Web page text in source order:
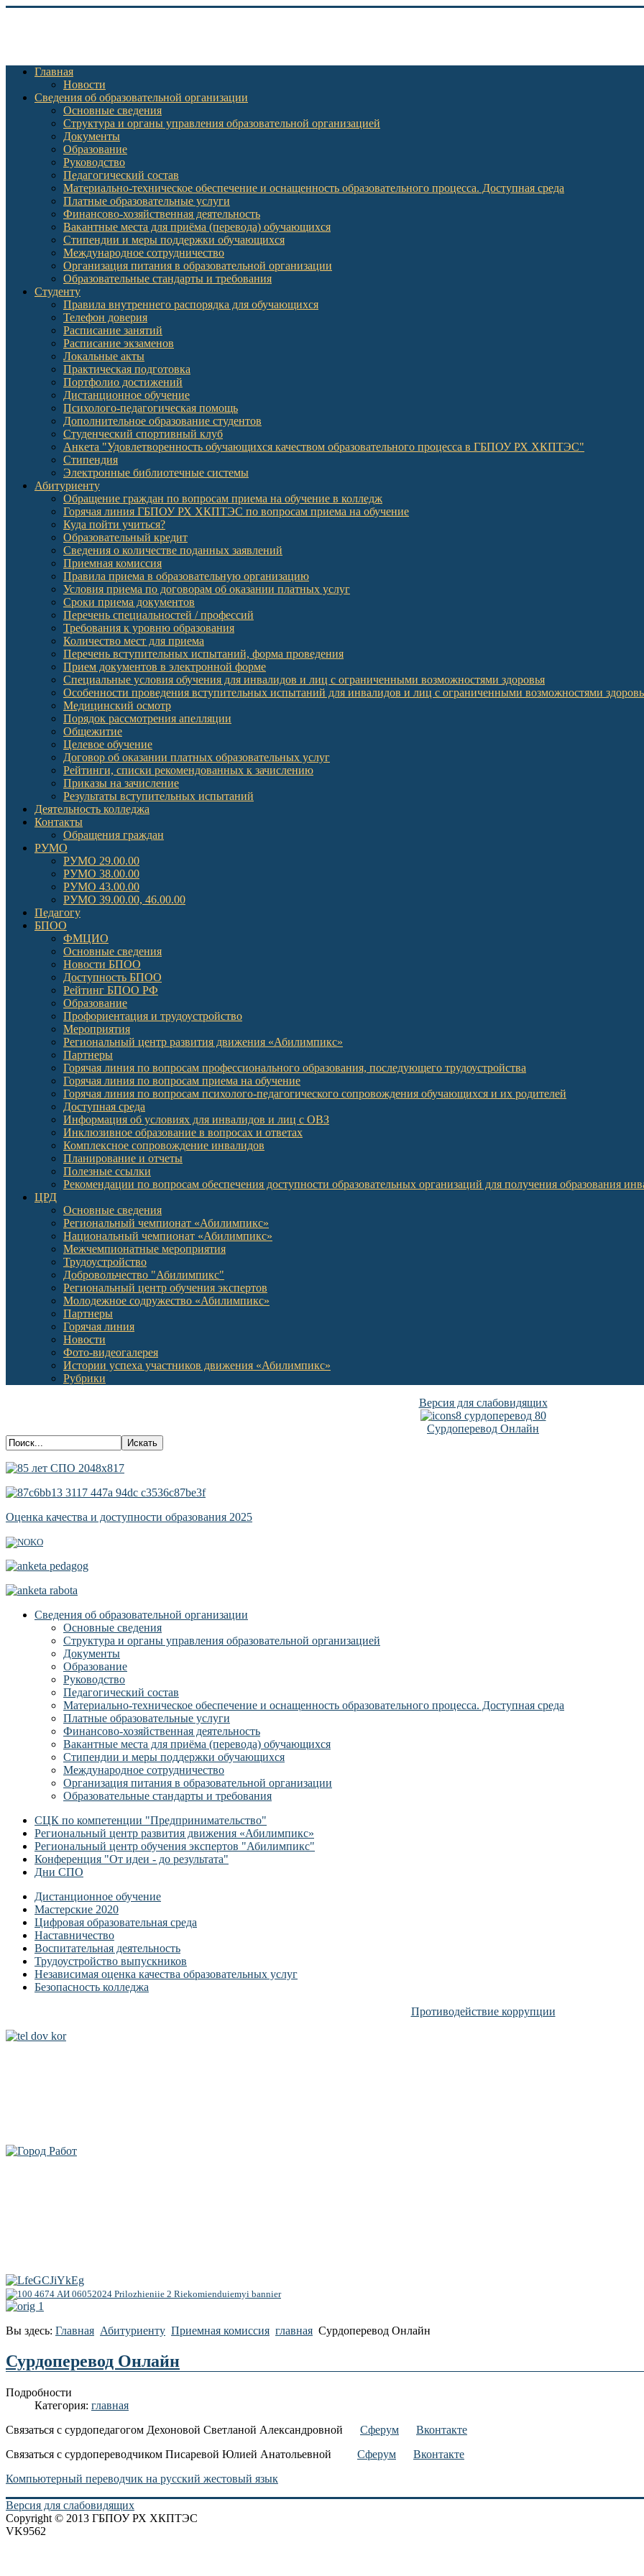
Главная
Новости
Сведения об образовательной организации
Основные сведения
Структура и органы управления образовательной организацией
Документы
Образование
Руководство
Педагогический состав
Материально-техническое обеспечение и оснащенность образовательного процесса. Доступная среда
Платные образовательные услуги
Финансово-хозяйственная деятельность
Вакантные места для приёма (перевода) обучающихся
Стипендии и меры поддержки обучающихся
Международное сотрудничество
Организация питания в образовательной организации
Образовательные стандарты и требования
Студенту
Правила внутреннего распорядка для обучающихся
Телефон доверия
Расписание занятий
Расписание экзаменов
Локальные акты
Практическая подготовка
Портфолио достижений
Дистанционное обучение
Психолого-педагогическая помощь
Дополнительное образование студентов
Студенческий спортивный клуб
Анкета "Удовлетворенность обучающихся качеством образовательного процесса в ГБПОУ РХ ХКПТЭС"
Стипендия
Электронные библиотечные системы
Абитуриенту
Обращение граждан по вопросам приема на обучение в колледж
Горячая линия ГБПОУ РХ ХКПТЭС по вопросам приема на обучение
Куда пойти учиться?
Образовательный кредит
Сведения о количестве поданных заявлений
Приемная комиссия
Правила приема в образовательную организацию
Условия приема по договорам об оказании платных услуг
Сроки приема документов
Перечень специальностей / профессий
Требования к уровню образования
Количество мест для приема
Перечень вступительных испытаний, форма проведения
Прием документов в электронной форме
Специальные условия обучения для инвалидов и лиц с ограниченными возможностями здоровья
Особенности проведения вступительных испытаний для инвалидов и лиц с ограниченными возможностями
Медицинский осмотр
Порядок рассмотрения апелляции
Общежитие
Целевое обучение
Договор об оказании платных образовательных услуг
Рейтинги, списки рекомендованных к зачислению
Приказы на зачисление
Результаты вступительных испытаний
Деятельность колледжа
Контакты
Обращения граждан
РУМО
РУМО 29.00.00
РУМО 38.00.00
РУМО 43.00.00
РУМО 39.00.00, 46.00.00
Педагогу
БПОО
ФМЦИО
Основные сведения
Новости БПОО
Доступность БПОО
Рейтинг БПОО РФ
Образование
Профориентация и трудоустройство
Мероприятия
Региональный центр развития движения «Абилимпикс»
Партнеры
Горячая линия по вопросам профессионального образования, последующего трудоустройства
Горячая линия по вопросам приема на обучение
Горячая линия по вопросам психолого-педагогического сопровождения обучающихся и их родителей
Доступная среда
Информация об условиях для инвалидов и лиц с ОВЗ
Инклюзивное образование в вопросах и ответах
Комплексное сопровождение инвалидов
Планирование и отчеты
Полезные ссылки
Рекомендации по вопросам обеспечения доступности образовательных организаций для получения образования
ЦРД
Основные сведения
Региональный чемпионат «Абилимпикс»
Национальный чемпионат «Абилимпикс»
Межчемпионатные мероприятия
Трудоустройство
Добровольчество "Абилимпикс"
Региональный центр обучения экспертов
Молодежное содружество «Абилимпикс»
Партнеры
Горячая линия
Новости
Фото-видеогалерея
Истории успеха участников движения «Абилимпикс»
Рубрики
Версия для слабовидящих
Сурдоперевод Онлайн
Оценка качества и доступности образования 2025
Сведения об образовательной организации
Основные сведения
Структура и органы управления образовательной организацией
Документы
Образование
Руководство
Педагогический состав
Материально-техническое обеспечение и оснащенность образовательного процесса. Доступная среда
Платные образовательные услуги
Финансово-хозяйственная деятельность
Вакантные места для приёма (перевода) обучающихся
Стипендии и меры поддержки обучающихся
Международное сотрудничество
Организация питания в образовательной организации
Образовательные стандарты и требования
СЦК по компетенции "Предпринимательство"
Региональный центр развития движения «Абилимпикс»
Региональный центр обучения экспертов "Абилимпикс"
Конференция "От идеи - до результата"
Дни СПО
Дистанционное обучение
Мастерские 2020
Цифровая образовательная среда
Наставничество
Воспитательная деятельность
Трудоустройство выпускников
Независимая оценка качества образовательных услуг
Безопасность колледжа
Противодействие коррупции
Вы здесь: Главная Абитуриенту Приемная комиссия главная Сурдоперевод Онлайн
Сурдоперевод Онлайн
Подробности
Категория: главная
Связаться с сурдопедагогом Дехоновой Светланой Александровной Сферум
Вконтакте
Связаться с сурдопереводчиком Писаревой Юлией Анатольевной Сферум
Вконтакте
Компьютерный переводчик на русский жестовый язык
Версия для слабовидящих
Copyright © 2013 ГБПОУ РХ ХКПТЭС
VK9562